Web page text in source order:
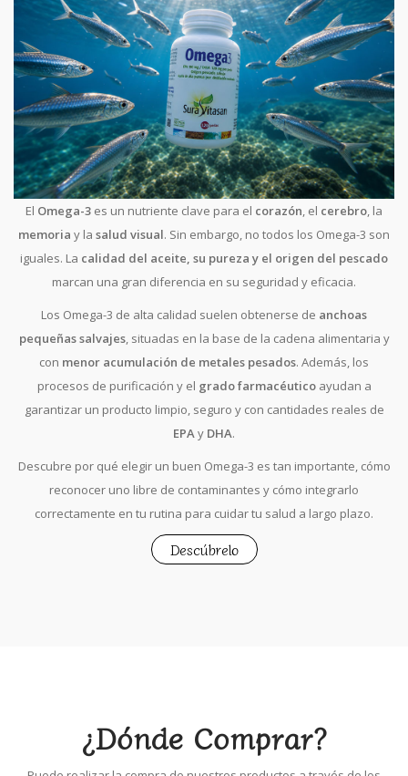
El Omega-3 es un nutriente clave para el corazón, el cerebro, la
memoria y la salud visual. Sin embargo, no todos los Omega-3 son
iguales. La calidad del aceite, su pureza y el origen del pescado
marcan una gran diferencia en su seguridad y eficacia.
Los Omega-3 de alta calidad suelen obtenerse de anchoas
pequeñas salvajes, situadas en la base de la cadena alimentaria y
con menor acumulación de metales pesados. Además, los
procesos de purificación y el grado farmacéuticoayudan a
garantizar un producto limpio, seguro y con cantidades reales de
EPAy DHA.
Descubre por qué elegir un buen Omega-3 es tan importante, cómo
reconocer uno libre de contaminantes y cómo integrarlo
correctamente en tu rutina para cuidar tu salud a largo plazo.
Descúbrelo
¿Dónde Comprar?